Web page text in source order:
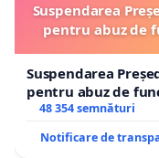
Suspendarea
pentru abuz de
Suspendarea
pentru abuz de
48 354 semnături
Notificare de